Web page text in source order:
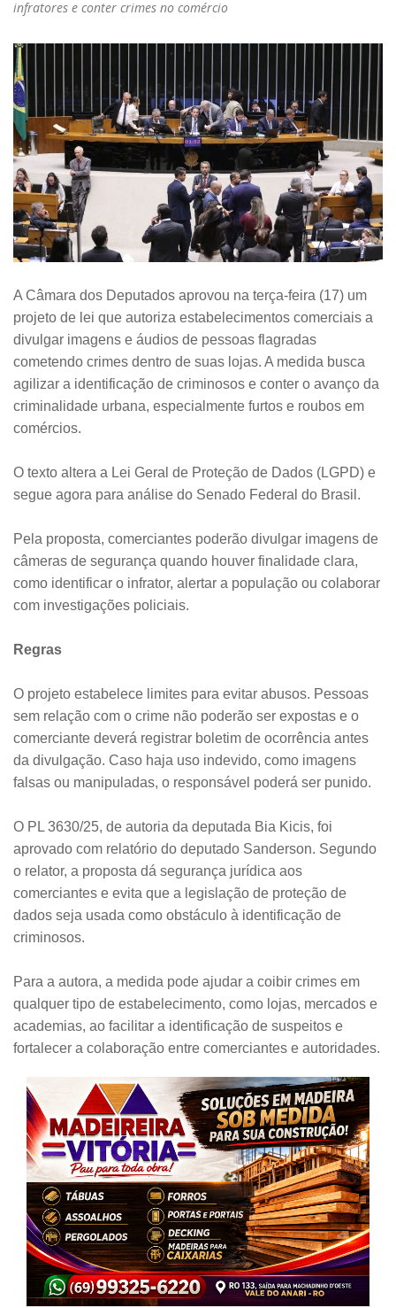
infratores e conter crimes no comércio
A Câmara dos Deputados aprovou na terça-feira (17) um
projeto de lei que autoriza estabelecimentos comerciais a
divulgar imagens e áudios de pessoas flagradas
cometendo crimes dentro de suas lojas. A medida busca
agilizar a identificação de criminosos e conter o avanço da
criminalidade urbana, especialmente furtos e roubos em
comércios.
O texto altera a Lei Geral de Proteção de Dados (LGPD) e
segue agora para análise do Senado Federal do Brasil.
Pela proposta, comerciantes poderão divulgar imagens de
câmeras de segurança quando houver finalidade clara,
como identificar o infrator, alertar a população ou colaborar
com investigações policiais.
Regras
O projeto estabelece limites para evitar abusos. Pessoas
sem relação com o crime não poderão ser expostas e o
comerciante deverá registrar boletim de ocorrência antes
da divulgação. Caso haja uso indevido, como imagens
falsas ou manipuladas, o responsável poderá ser punido.
O PL 3630/25, de autoria da deputada Bia Kicis, foi
aprovado com relatório do deputado Sanderson. Segundo
o relator, a proposta dá segurança jurídica aos
comerciantes e evita que a legislação de proteção de
dados seja usada como obstáculo à identificação de
criminosos.
Para a autora, a medida pode ajudar a coibir crimes em
qualquer tipo de estabelecimento, como lojas, mercados e
academias, ao facilitar a identificação de suspeitos e
fortalecer a colaboração entre comerciantes e autoridades.